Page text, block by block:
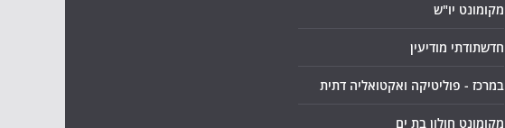
מקומונט יו"ש
חדשתודתי מודיעין
במרכז - פוליטיקה ואקטואליה דתית
מקומונט חולון בת ים